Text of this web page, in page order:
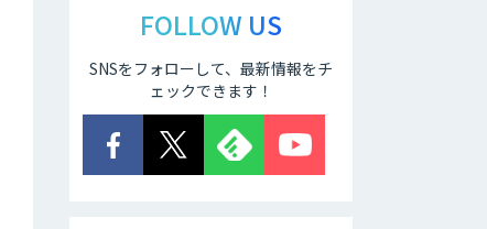
byGMO
AIR-NEXUS
FOLLOW US
SNSをフォローして、最新情報をチ
ェックできます！